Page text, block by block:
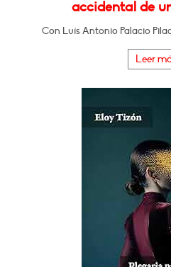
accidental de
Con Luís Antonio Palacio
Leer